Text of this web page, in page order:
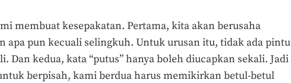
membuat kesepakatan. Pertama, kita akan berusaha
apa pun kecuali selingkuh. Untuk urusan itu, tidak ada pintu
Dan kedua, kata “putus” hanya boleh diucapkan sekali. Jadi
berpisah, kami berdua harus memikirkan betul-betul